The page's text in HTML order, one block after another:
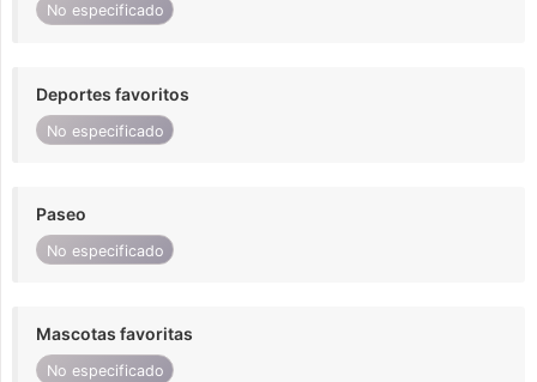
No especificado
Deportes favoritos
No especificado
Paseo
No especificado
Mascotas favoritas
No especificado